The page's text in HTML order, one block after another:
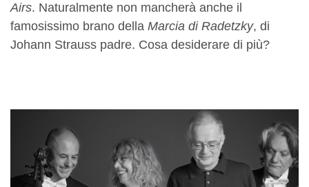
Airs. Naturalmente non mancherà anche il
famosissimo brano della Marcia di Radetzky, di
Johann Strauss padre. Cosa desiderare di più?